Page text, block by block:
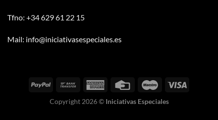
Tfno: +34 629 61 22 15
Mail: info@iniciativasespeciales.es
Copyright 2026 © Iniciativas Especiales